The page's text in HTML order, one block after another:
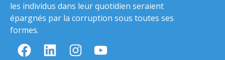
les individus dans leur quotidien seraient
épargnés par la corruption sous toutes ses
formes.